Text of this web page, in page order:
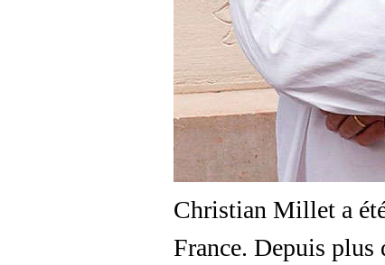
Christian Millet a
France. Depuis